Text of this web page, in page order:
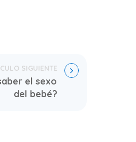
el sexo
del bebé?